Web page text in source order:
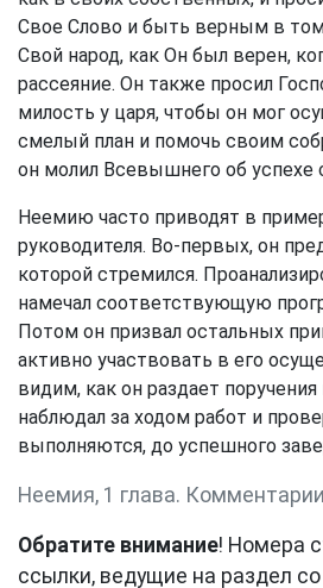
Свое Слово и быть верным в
Свой народ, как Он был верен,
рассеяние. Он также просил
милость у царя, чтобы он мог
смелый план и помочь своим
он молил Всевышнего об успехе
Неемию часто приводят в
руководителя. Во-первых, он
которой стремился.
намечал соответствующую
Потом он призвал остальных
активно участвовать в его
видим, как он раздает поручения
наблюдал за ходом работ и
выполняются, до успешного
Неемия, 1 глава.
Обратите внимание! Номера
ссылки, ведущие на раздел